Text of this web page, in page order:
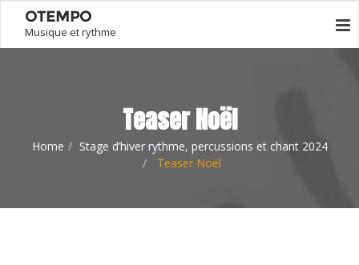
OTEMPO
Musique et rythme
Teaser Noël
Home
Stage d’hiver rythme, percussions et chant 2024
Teaser Noël